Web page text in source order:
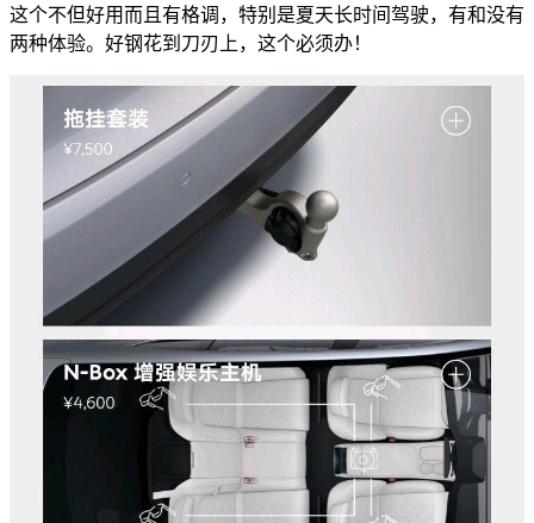
这个不但好用而且有格调，特别是夏天长时间驾驶，有和没有
两种体验。好钢花到刀刃上，这个必须办！